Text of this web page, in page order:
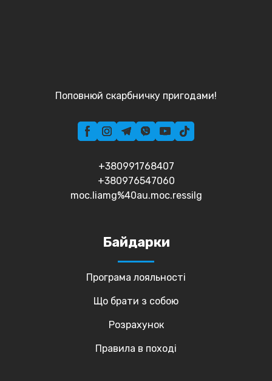
Поповнюй скарбничку пригодами!
+380991768407
+380976547060
moc.liamg%40au.moc.ressilg
Байдарки
Програма лояльності
Що брати з собою
Розрахунок
Правила в поході